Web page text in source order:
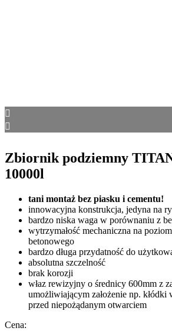
Zbiornik podziemny
10000l
tani montaż bez piasku i cementu!
innowacyjna konstrukcja, jedyna na
bardzo niska waga w porównaniu z
wytrzymałość mechaniczna na
betonowego
bardzo długa przydatność do
absolutna szczelność
brak korozji
właz rewizyjny o średnicy 600mm z
umożliwiającym założenie np. kłódki
przed niepożądanym otwarciem
Cena: